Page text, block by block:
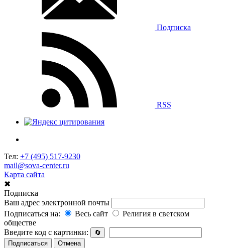
Подписка
RSS
Тел: +7 (495) 517-9230
mail@sova-center.ru
Карта сайта
✖
Подписка
Ваш адрес электронной почты
Подписаться на:
Весь сайт
Религия в светском
обществе
Введите код с картинки:
🔄
Подписаться
Отмена